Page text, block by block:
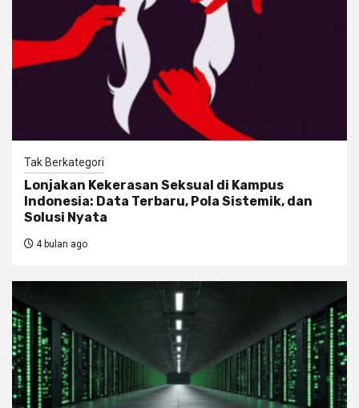
Tak Berkategori
Lonjakan Kekerasan Seksual di Kampus
Indonesia: Data Terbaru, Pola Sistemik, dan
Solusi Nyata
4 bulan ago